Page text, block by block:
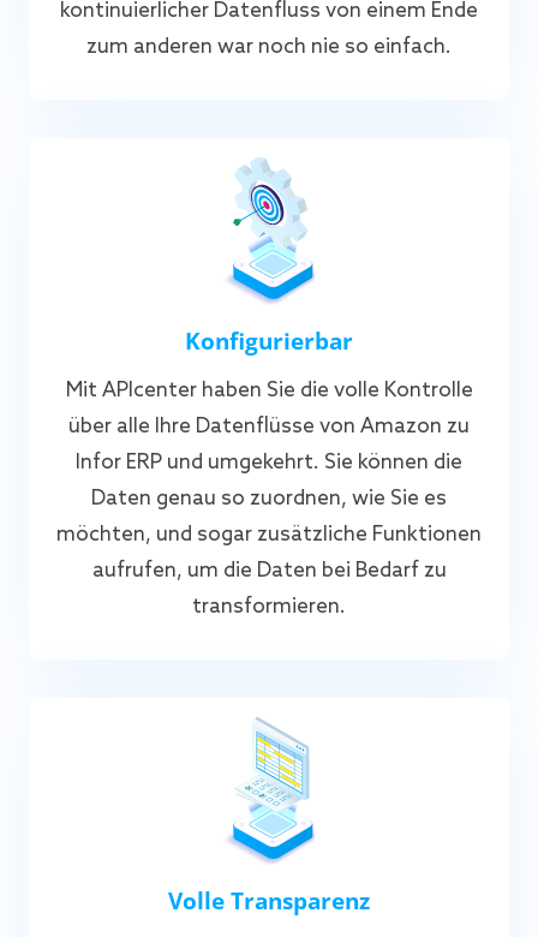
kontinuierlicher Datenfluss von einem Ende
zum anderen war noch nie so einfach.
Konfigurierbar
Mit APIcenter haben Sie die volle Kontrolle
über alle Ihre Datenflüsse von Amazon zu
Infor ERP und umgekehrt. Sie können die
Daten genau so zuordnen, wie Sie es
möchten, und sogar zusätzliche Funktionen
aufrufen, um die Daten bei Bedarf zu
transformieren.
Volle Transparenz